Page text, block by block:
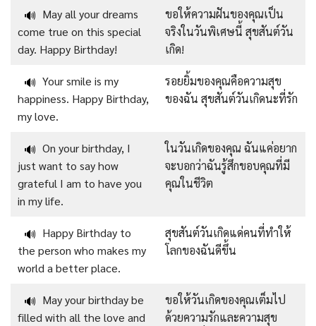
🔊 May all your dreams
come true on this special
day. Happy Birthday!
ขอให้ความฝันของคุณเป็น
จริงในวันพิเศษนี้ สุขสันต์วัน
เกิด!
🔊 Your smile is my
happiness. Happy Birthday,
my love.
รอยยิ้มของคุณคือความสุข
ของฉัน สุขสันต์วันเกิดนะที่รัก
🔊 On your birthday, I
just want to say how
grateful I am to have you
in my life.
ในวันเกิดของคุณ ฉันแค่อยาก
จะบอกว่าฉันรู้สึกขอบคุณที่มี
คุณในชีวิต
🔊 Happy Birthday to
the person who makes my
world a better place.
สุขสันต์วันเกิดแด่คนที่ทำให้
โลกของฉันดีขึ้น
🔊 May your birthday be
filled with all the love and
ขอให้วันเกิดของคุณเต็มไป
ด้วยความรักและความสุข